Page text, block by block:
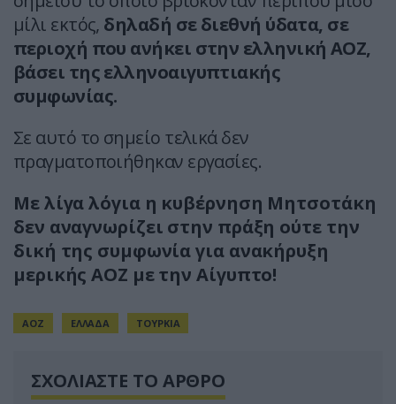
μίλι εκτός, δηλαδή σε διεθνή ύδατα, σε
περιοχή που ανήκει στην ελληνική ΑΟΖ,
βάσει της ελληνοαιγυπτιακής
συμφωνίας.
Σε αυτό το σημείο τελικά δεν
πραγματοποιήθηκαν εργασίες.
Με λίγα λόγια η κυβέρνηση Μητσοτάκη
δεν αναγνωρίζει στην πράξη ούτε την
δική της συμφωνία για ανακήρυξη
μερικής ΑΟΖ με την Αίγυπτο!
ΑΟΖ ΕΛΛΑΔΑ ΤΟΥΡΚΙΑ
ΣΧΟΛΙΑΣΤΕ ΤΟ ΑΡΘΡΟ